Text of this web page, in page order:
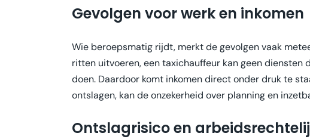
Gevolgen voor werk en inkomen
Wie beroepsmatig rijdt, merkt de gevolgen vaak
ritten uitvoeren, een taxichauffeur kan geen diensten
doen. Daardoor komt inkomen direct onder druk te
ontslagen, kan de onzekerheid over planning en
Ontslagrisico en